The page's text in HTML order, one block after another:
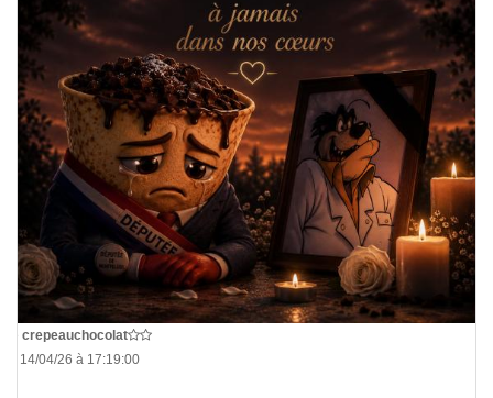
crepeauchocolat
Le 14/04/26 à 17:19:00